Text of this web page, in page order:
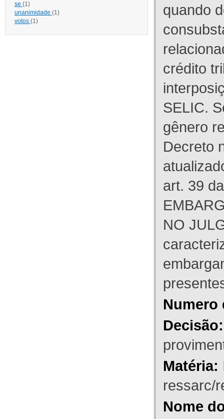
se (1)
unanimidade (1)
votos (1)
quando
crédito
SELIC.
gênero
Decreto
art. 39
NO
Numero
Decisão:
Matéria:
ressarc/
Nome